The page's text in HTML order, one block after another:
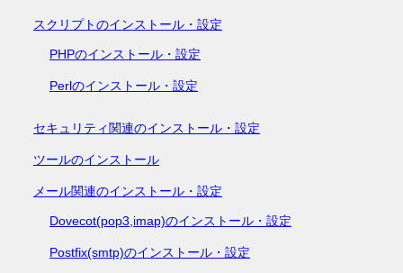
スクリプトのインストール・設定
PHPのインストール・設定
Perlのインストール・設定
セキュリティ関連のインストール・設定
ツールのインストール
メール関連のインストール・設定
Dovecot(pop3,imap)のインストール・設定
Postfix(smtp)のインストール・設定